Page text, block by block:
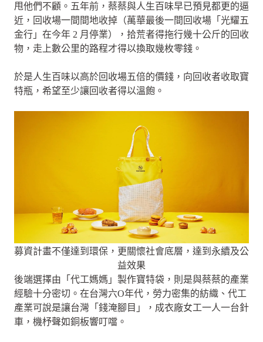
甩他們不顧。五年前，蔡蔡與人生百味早已預見都更的逼
近，回收場一間間地收掉（萬華最後一間回收場「光耀五
金行」在今年 2 月停業），拾荒者得拖行幾十公斤的回收
物，走上數公里的路程才得以換取幾枚零錢。
於是人生百味以高於回收場五倍的價錢，向回收者收取寶
特瓶，希望至少讓回收者得以溫飽。
募資計畫不僅達到環保，更關懷社會底層，達到永續及公
益效果
後端選擇由「代工媽媽」製作寶特袋，則是與蔡蔡的產業
經驗十分密切。在台灣六O年代，勞力密集的紡織、代工
產業可說是讓台灣「錢淹腳目」，成衣廠女工一人一台針
車，機杼聲如銅板響叮噹。